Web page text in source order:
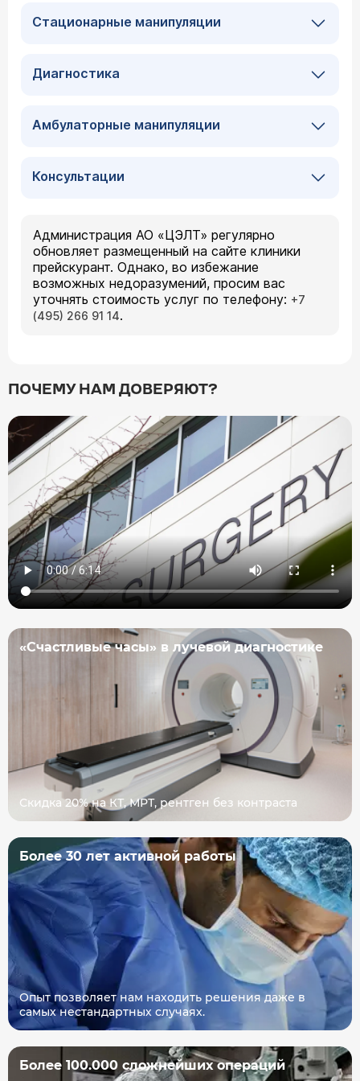
Стационарные манипуляции
Диагностика
Амбулаторные манипуляции
Консультации
Администрация АО «ЦЭЛТ» регулярно
обновляет размещенный на сайте клиники
прейскурант. Однако, во избежание
возможных недоразумений, просим вас
уточнять стоимость услуг по телефону: +7
(495) 266 91 14.
ПОЧЕМУ НАМ ДОВЕРЯЮТ?
«Счастливые часы» в лучевой диагностике
Скидка 20% на КТ, МРТ, рентген без контраста
Более 30 лет активной работы
Опыт позволяет нам находить решения даже в
самых нестандартных случаях.
Более 100.000 сложнейших операций